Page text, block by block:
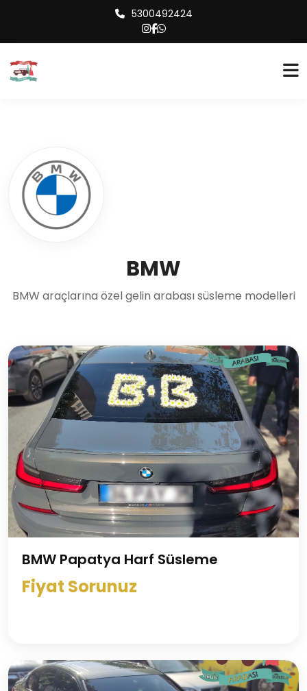
5300492424
BMW
BMW araçlarına özel gelin arabası süsleme modelleri
BMW Papatya Harf Süsleme
Fiyat Sorunuz